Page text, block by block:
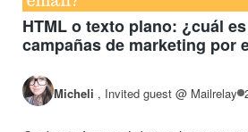
HTML o texto plano: ¿cuál
campañas de marketing por
Micheli , Invited guest @ Mailrelay